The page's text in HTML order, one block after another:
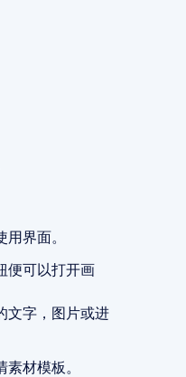
界面。
便可以打开画
文字，图片或进
材模板。